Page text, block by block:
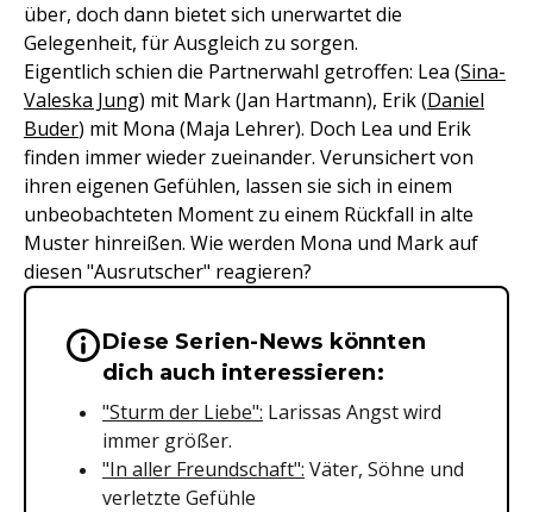
über, doch dann bietet sich unerwartet die
Gelegenheit, für Ausgleich zu sorgen.
Eigentlich schien die Partnerwahl getroffen: Lea (Sina-
Valeska Jung) mit Mark (Jan Hartmann), Erik (Daniel
Buder) mit Mona (Maja Lehrer). Doch Lea und Erik
finden immer wieder zueinander. Verunsichert von
ihren eigenen Gefühlen, lassen sie sich in einem
unbeobachteten Moment zu einem Rückfall in alte
Muster hinreißen. Wie werden Mona und Mark auf
diesen "Ausrutscher" reagieren?
Wichtige Hinweise &
Diese Serien-News könnten
dich auch interessieren:
"Sturm der Liebe": Larissas Angst wird
immer größer.
"In aller Freundschaft": Väter, Söhne und
verletzte Gefühle